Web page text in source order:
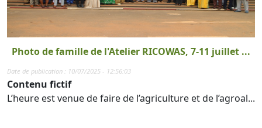
Photo de famille de l'Atelier RICOWAS, 7-11 juillet ...
Date de publication : 10/07/2025 - 12:56:03
Contenu fictif
L’heure est venue de faire de l’agriculture et de l’agroal...